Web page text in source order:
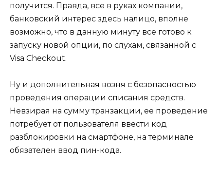
получится. Правда, все в руках компании,
банковский интерес здесь налицо, вполне
возможно, что в данную минуту все готово к
запуску новой опции, по слухам, связанной с
Visa Checkout.
Ну и дополнительная возня с безопасностью
проведения операции списания средств.
Невзирая на сумму транзакции, ее проведение
потребует от пользователя ввести код
разблокировки на смартфоне, на терминале
обязателен ввод пин-кода.